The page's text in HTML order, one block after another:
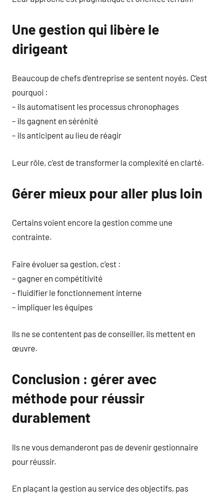
Une gestion qui libère le
dirigeant
Beaucoup de chefs d’entreprise se sentent noyés. C’est
pourquoi :
– ils automatisent les processus chronophages
– ils gagnent en sérénité
– ils anticipent au lieu de réagir
Leur rôle, c’est de transformer la complexité en clarté.
Gérer mieux pour aller plus loin
Certains voient encore la gestion comme une
contrainte.
Faire évoluer sa gestion, c’est :
– gagner en compétitivité
– fluidifier le fonctionnement interne
– impliquer les équipes
Ils ne se contentent pas de conseiller, ils mettent en
œuvre.
Conclusion : gérer avec
méthode pour réussir
durablement
Ils ne vous demanderont pas de devenir gestionnaire
pour réussir.
En plaçant la gestion au service des objectifs, pas